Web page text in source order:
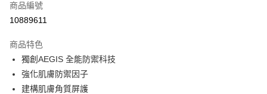
信用卡分期付款
合作金庫商業銀行
華南商業銀行
上海商業儲蓄銀行
國泰世華商業銀行
超商取貨付款
LINE Pay
商品編號
10889611
商品特色
獨創AEGIS 全能防禦科技
強化肌膚防禦因子
建構肌膚角質屏護